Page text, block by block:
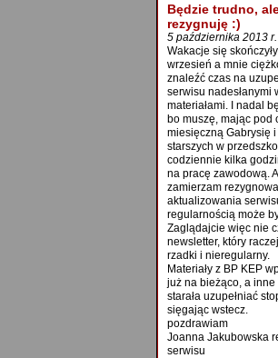
Będzie trudno,
rezygnuję :)
5 października 2013 r.
Wakacje się
wrzesień a mnie
znaleźć czas na
serwisu nadesłanymi
materiałami. I nadal
bo muszę, mając pod
miesięczną Gabrysię
starszych w
codziennie kilka
na pracę zawodową.
zamierzam
aktualizowania
regularnością może
Zaglądajcie więc nie
newsletter, który
rzadki i nieregularny.
Materiały z BP KEP
już na bieżąco, a inne
starała uzupełniać
sięgając wstecz.
pozdrawiam
Joanna Jakubowska
serwisu